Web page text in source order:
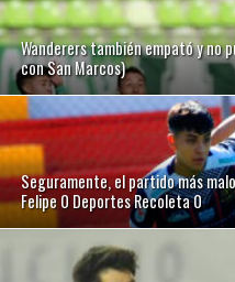
Wanderers también empató y no
con San Marcos)
Seguramente, el partido más
Felipe 0 Deportes Recoleta 0